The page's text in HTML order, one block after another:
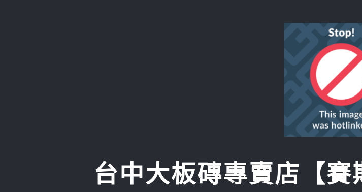
台中大板磚專賣店【